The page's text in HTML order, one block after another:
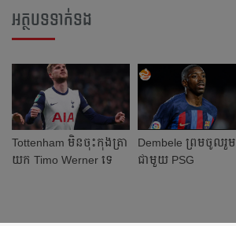
អត្ថបទទាក់ទង
Tottenham មិន​ចុះ​កុង​ត្រា​
យក Timo Werner ទេ​​
Dembele ព្រម​ចូល​រួម​
ជាមួយ PSG